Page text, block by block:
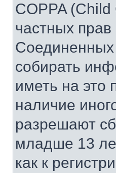
COPPA
частных прав
Соединенных
собирать
иметь на это
наличие
разрешают
младше 13
как к